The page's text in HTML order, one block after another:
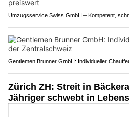
Umzugsservice Swiss GmbH – Kompetent,
Gentlemen Brunner GmbH: Individueller
Zürich ZH: Streit in
Jähriger schwebt in